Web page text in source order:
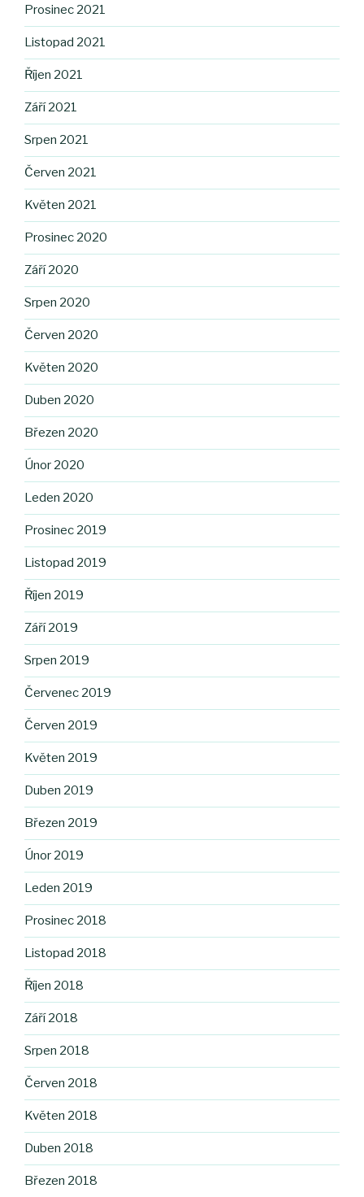
Prosinec 2021
Listopad 2021
Říjen 2021
Září 2021
Srpen 2021
Červen 2021
Květen 2021
Prosinec 2020
Září 2020
Srpen 2020
Červen 2020
Květen 2020
Duben 2020
Březen 2020
Únor 2020
Leden 2020
Prosinec 2019
Listopad 2019
Říjen 2019
Září 2019
Srpen 2019
Červenec 2019
Červen 2019
Květen 2019
Duben 2019
Březen 2019
Únor 2019
Leden 2019
Prosinec 2018
Listopad 2018
Říjen 2018
Září 2018
Srpen 2018
Červen 2018
Květen 2018
Duben 2018
Březen 2018